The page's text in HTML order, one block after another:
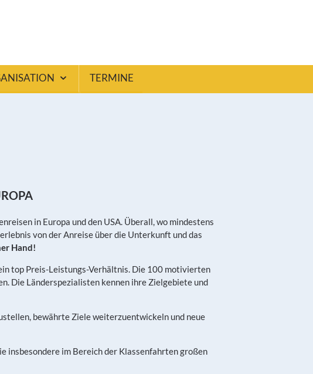
TERMINE
in Europa und den USA. Überall, wo mindestens
von der Anreise über die Unterkunft und das
Hand!
top Preis-Leistungs-Verhältnis. Die 100 motivierten
Die Länderspezialisten kennen ihre Zielgebiete und
bewährte Ziele weiterzuentwickeln und neue
insbesondere im Bereich der Klassenfahrten großen